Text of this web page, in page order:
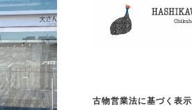
古物営業法に基づく表示